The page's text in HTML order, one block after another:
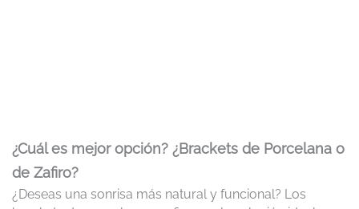
¿Cuál es mejor opción? ¿Brackets de Porcelana o
de Zafiro?
¿Deseas una sonrisa más natural y funcional? Los